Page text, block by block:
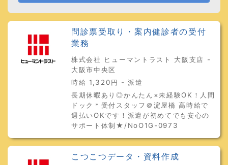
問診票受取り・案内健診者の受付
業務
株式会社 ヒューマントラスト 大阪支店 -
大阪市中央区
時給 1,320円 - 派遣
長期休暇あり◎かんたん×未経験OK！人間
ドック＊受付スタッフ＠淀屋橋 高時給で
週払いOKです！派遣が初めてでも安心の
サポート体制★/NoO1G-0973
こつこつデータ・資料作成